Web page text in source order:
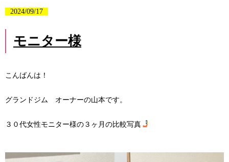
2024/09/17
モニター様
こんばんは！
グランドジム オーナーの山本です。
３０代女性モニター様の３ヶ月の比較写真